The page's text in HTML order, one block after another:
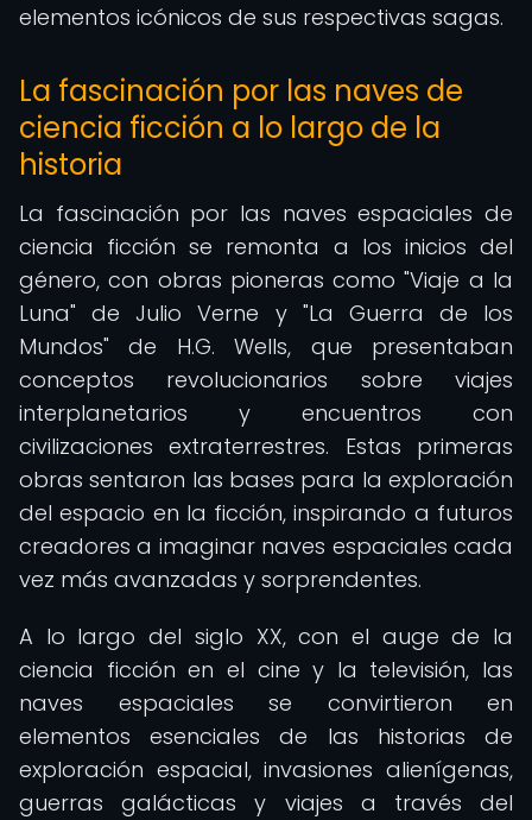
elementos icónicos de sus respectivas sagas.
La fascinación por las naves de
ciencia ficción a lo largo de la
historia
La fascinación por las naves espaciales de
ciencia ficción se remonta a los inicios del
género, con obras pioneras como "Viaje a la
Luna" de Julio Verne y "La Guerra de los
Mundos" de H.G. Wells, que presentaban
conceptos revolucionarios sobre viajes
interplanetarios y encuentros con
civilizaciones extraterrestres. Estas primeras
obras sentaron las bases para la exploración
del espacio en la ficción, inspirando a futuros
creadores a imaginar naves espaciales cada
vez más avanzadas y sorprendentes.
A lo largo del siglo XX, con el auge de la
ciencia ficción en el cine y la televisión, las
naves espaciales se convirtieron en
elementos esenciales de las historias de
exploración espacial, invasiones alienígenas,
guerras galácticas y viajes a través del